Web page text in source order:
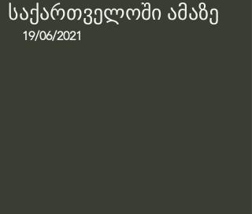
საქართველოში ამაზე
19/06/2021